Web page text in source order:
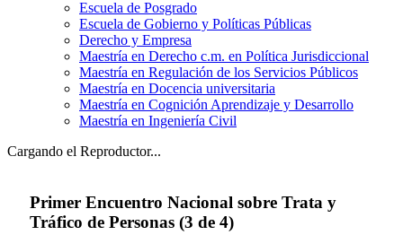
Escuela de Posgrado
Escuela de Gobierno y Políticas Públicas
Derecho y Empresa
Maestría en Derecho c.m. en Política Jurisdiccional
Maestría en Regulación de los Servicios Públicos
Maestría en Docencia universitaria
Maestría en Cognición Aprendizaje y Desarrollo
Maestría en Ingeniería Civil
Cargando el Reproductor...
Primer Encuentro Nacional sobre Trata y
Tráfico de Personas (3 de 4)